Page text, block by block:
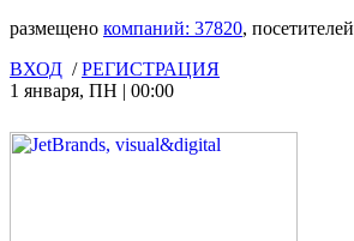
размещено компаний: 37820, посетителей
ВХОД /РЕГИСТРАЦИЯ
1 января, ПН | 00:00